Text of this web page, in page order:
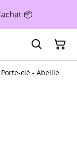
📦
Porte-clé - Abeille